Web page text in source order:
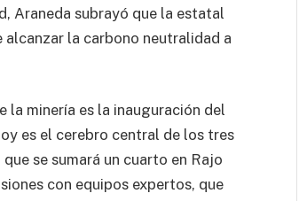
Araneda subrayó que la estatal
la carbono neutralidad a
la minería es la inauguración del
es el cerebro central de los tres
se sumará un cuarto en Rajo
con equipos expertos, que